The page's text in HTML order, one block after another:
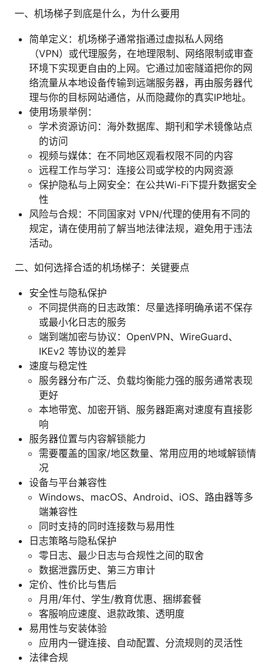
一、机场梯子到底是什么，为什么要用
简单定义：机场梯子通常指通过虚拟私人网络
（VPN）或代理服务，在地理限制、网络限制或审查
环境下实现更自由的上网。它通过加密隧道把你的网
络流量从本地设备传输到远端服务器，再由服务器代
理与你的目标网站通信，从而隐藏你的真实IP地址。
使用场景举例：
学术资源访问：海外数据库、期刊和学术镜像站点
的访问
视频与媒体：在不同地区观看权限不同的内容
远程工作与学习：连接公司或学校的内网资源
保护隐私与上网安全：在公共Wi-Fi下提升数据安全
性
风险与合规：不同国家对 VPN/代理的使用有不同的
规定，请在使用前了解当地法律法规，避免用于违法
活动。
二、如何选择合适的机场梯子：关键要点
安全性与隐私保护
不同提供商的日志政策：尽量选择明确承诺不保存
或最小化日志的服务
端到端加密与协议：OpenVPN、WireGuard、
IKEv2 等协议的差异
速度与稳定性
服务器分布广泛、负载均衡能力强的服务通常表现
更好
本地带宽、加密开销、服务器距离对速度有直接影
响
服务器位置与内容解锁能力
需要覆盖的国家/地区数量、常用应用的地域解锁情
况
设备与平台兼容性
Windows、macOS、Android、iOS、路由器等多
端兼容性
同时支持的同时连接数与易用性
日志策略与隐私保护
零日志、最少日志与合规性之间的取舍
数据泄露历史、第三方审计
定价、性价比与售后
月用/年付、学生/教育优惠、捆绑套餐
客服响应速度、退款政策、透明度
易用性与安装体验
应用内一键连接、自动配置、分流规则的灵活性
法律合规